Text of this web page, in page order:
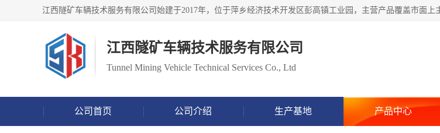
江西隧矿车辆技术服务有限公司
Tunnel Mining Vehicle Technical Services Co., Ltd
公司首页 公司介绍 生产基地 产品中心